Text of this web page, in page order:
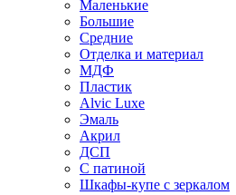
Маленькие
Большие
Средние
Отделка и материал
МДФ
Пластик
Alvic Luxe
Эмаль
Акрил
ДСП
С патиной
Шкафы-купе с зеркалом